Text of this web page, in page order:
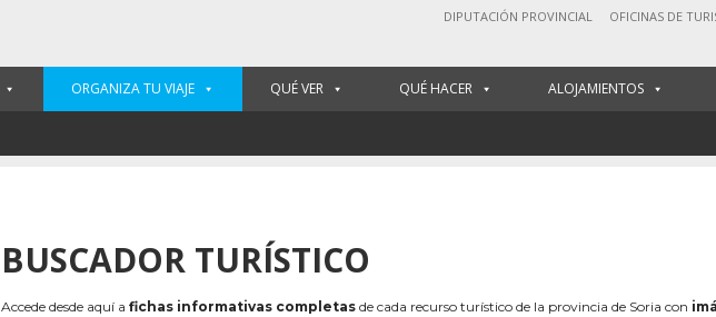
DIPUTACIÓN PROVINCIAL OFICINAS DE
ORGANIZA TU VIAJE QUÉ VER QUÉ HACER ALOJAMIENTOS
BUSCADOR TURÍSTICO
Accede desde aquí a fichas informativas completas de cada recurso turístico de la provincia de Soria con